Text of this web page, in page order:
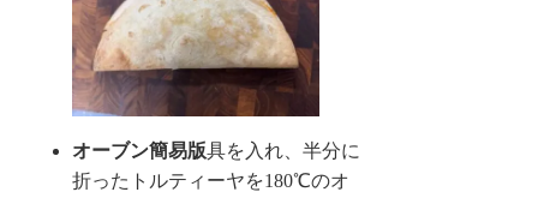
オーブン簡易版具を入れ、半分に
折ったトルティーヤを180℃のオ